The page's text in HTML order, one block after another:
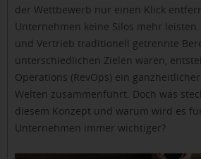
der Wettbewerb nur einen Klick
Unternehmen keine Silos mehr
und Vertrieb traditionell getrennte
unterschiedlichen Zielen waren,
Operations (RevOps) ein
Welten zusammenführt. Doch was
diesem Konzept und warum wird es
Unternehmen immer wichtiger?